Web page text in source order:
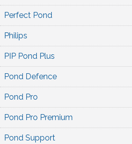
Perfect Pond
Philips
PIP Pond Plus
Pond Defence
Pond Pro
Pond Pro Premium
Pond Support